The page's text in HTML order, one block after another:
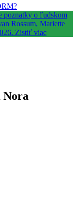
Nora